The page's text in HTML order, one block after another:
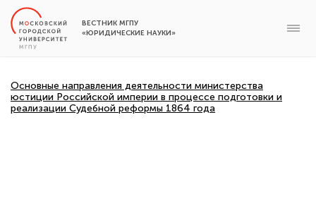
ВЕСТНИК МГПУ
«ЮРИДИЧЕСКИЕ НАУКИ»
Основные направления деятельности министерства
юстиции Российской империи в процессе подготовки и
реализации Судебной реформы 1864 года